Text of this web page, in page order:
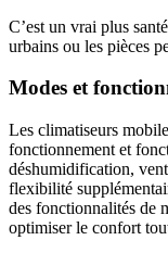
C’est un vrai plus
urbains ou les pièces
Modes et
Les climatiseurs
fonctionnement et
déshumidification,
flexibilité
des fonctionnalités de
optimiser le confort